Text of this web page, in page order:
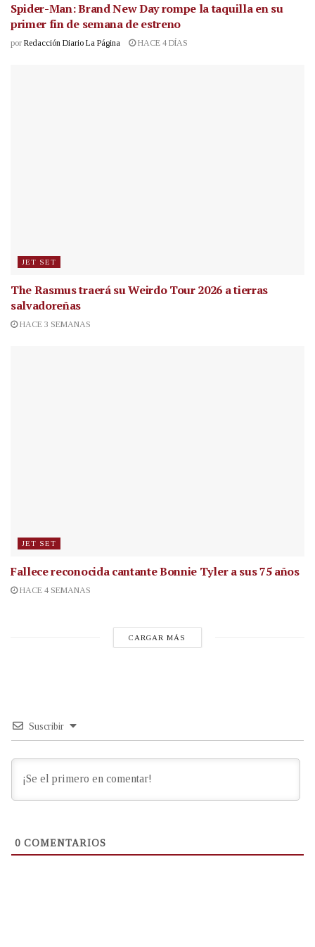
Spider-Man: Brand New Day rompe la taquilla en su
primer fin de semana de estreno
por Redacción Diario La Página HACE 4 DÍAS
JET SET
The Rasmus traerá su Weirdo Tour 2026 a tierras
salvadoreñas
HACE 3 SEMANAS
JET SET
Fallece reconocida cantanteBonnie Tyler a sus 75 años
HACE 4 SEMANAS
CARGAR MÁS
Suscribir
0 COMENTARIOS